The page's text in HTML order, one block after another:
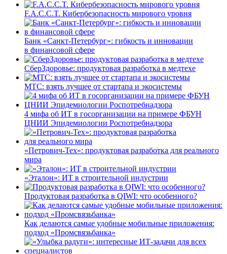
F.A.C.C.T. Кибербезопасность мирового уровня
Банк «Санкт-Петербург»: гибкость и инновации
в финансовой сфере
СберЗдоровье: продуктовая разработка в медтехе
МТС: взять лучшее от стартапа и экосистемы
4 мифа об ИТ в госорганизации на примере ФБУН
ЦНИИ Эпидемиологии Роспотребнадзора
«Петрович-Тех»: продуктовая разработка для реального
мира
«Эталон»: ИТ в строительной индустрии
Продуктовая разработка в QIWI: что особенного?
Как делаются самые удобные мобильные приложения:
подход «Промсвязьбанка»